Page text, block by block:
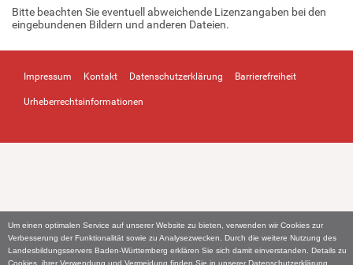
Um einen optimalen Service auf unserer Website zu bieten, verwenden wir Cookies zur
Verbesserung der Funktionalität sowie zu Analysezwecken. Durch die weitere Nutzung des
Landesbildungsservers Baden-Württemberg erklären Sie sich damit einverstanden. Details zu
Cookies, ihrer Verwendung und Vermeidung finden Sie in unserer Datenschutzerklärung
Bitte beachten Sie eventuell abweichende Lizenzangaben bei den
eingebundenen Bildern und anderen Dateien.
Impressum Kontakt Datenschutzerklärung Barrierefreiheit
Urheberrechtsinformationen